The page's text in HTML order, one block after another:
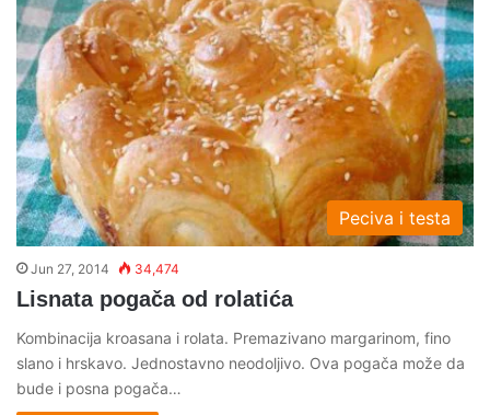
Peciva i testa
Jun 27, 2014 34,474
Lisnata pogača od rolatića
Kombinacija kroasana i rolata. Premazivano margarinom, fino
slano i hrskavo. Jednostavno neodoljivo. Ova pogača može da
bude i posna pogača…